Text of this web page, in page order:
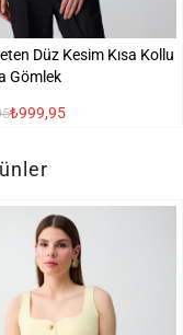
Düz Kesim Kısa Kollu
Gömlek
₺999,95